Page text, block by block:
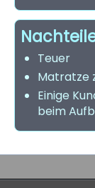
Teuer
Matratze
Einige
beim